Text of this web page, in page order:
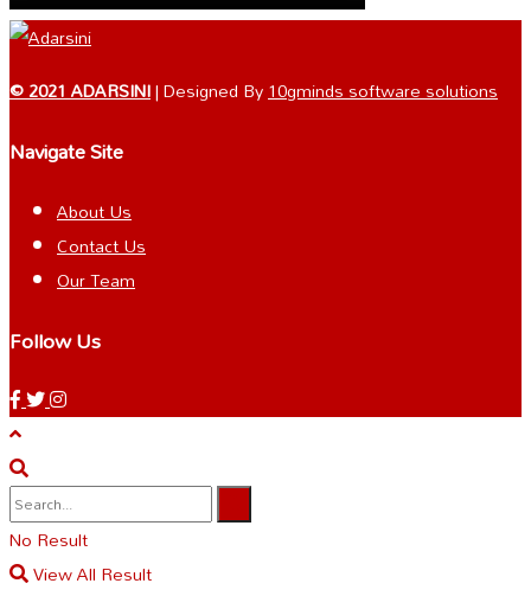
© 2021 ADARSINI| Designed By10gminds software solutions
Navigate Site
About Us
Contact Us
Our Team
Follow Us
No Result
View All Result